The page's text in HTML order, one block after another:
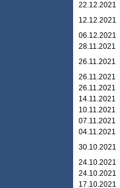
22.12.2021
12.12.2021
06.12.2021
28.11.2021
26.11.2021
26.11.2021
26.11.2021
14.11.2021
10.11.2021
07.11.2021
04.11.2021
30.10.2021
24.10.2021
24.10.2021
17.10.2021